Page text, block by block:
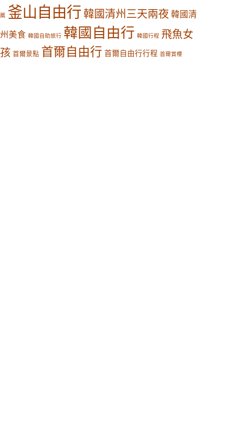
薦 釜山自由行 韓國清州三天兩夜 韓國清
州美食 韓國自助旅行 韓國自由行 韓國行程 飛魚女
孩 首爾景點 首爾自由行 首爾自由行行程 首爾賞櫻